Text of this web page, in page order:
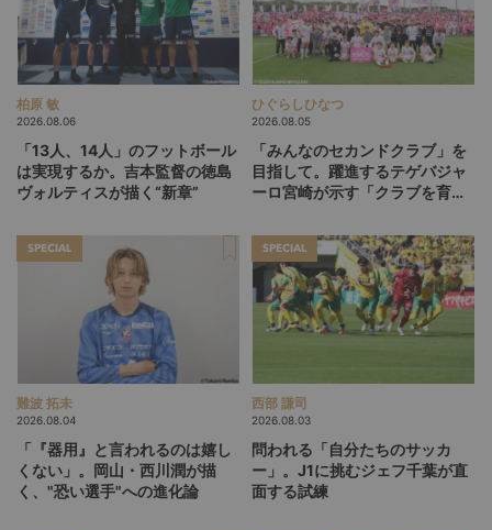
柏原 敏
2026.08.06
「13人、14人」のフットボール
は実現するか。吉本監督の徳島
ヴォルティスが描く“新章”
ひぐらしひなつ
2026.08.05
「みんなのセカンドクラブ」を
目指して。躍進するテゲバジャ
ーロ宮崎が示す「クラブを育て
SPECIAL
難波 拓未
2026.08.04
「『器用』と言われるのは嬉し
くない」。岡山・西川潤が描
く、"恐い選手"への進化論
SPECIAL
西部 謙司
2026.08.03
問われる「自分たちのサッカ
ー」。J1に挑むジェフ千葉が直
面する試練